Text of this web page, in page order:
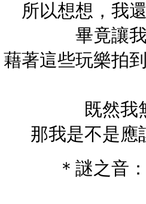
所以想想，我
畢竟讓
藉著這些玩樂拍
既然我
那我是不是應
＊謎之音